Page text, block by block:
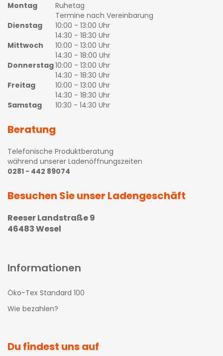
Montag
Ruhetag
Termine nach Vereinbarung
Dienstag
10:00 - 13:00 Uhr
14:30 - 18:30 Uhr
Mittwoch
10:00 - 13:00 Uhr
14:30 - 18:00 Uhr
Donnerstag10:00 - 13:00 Uhr
14:30 - 18:30 Uhr
Freitag
10:00 - 13:00 Uhr
14:30 - 18:30 Uhr
Samstag
10:30 - 14:30 Uhr
Beratung
Telefonische Produktberatung
während unserer Ladenöffnungszeiten
0281 - 442 89074
Besuchen Sie unser Ladengeschäft
Reeser Landstraße 9
46483 Wesel
Informationen
Öko-Tex Standard 100
Wie bezahlen?
Du findest uns auf